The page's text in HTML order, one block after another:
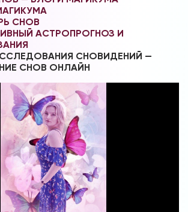
СНОВ
АСТРОПРОГНОЗ И
СНОВИДЕНИЙ —
СНОВ ОНЛАЙН